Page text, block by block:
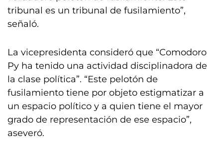
tribunal es un tribunal de fusilamiento”,
señaló.
La vicepresidenta consideró que “Comodoro
Py ha tenido una actividad disciplinadora de
la clase política”. “Este pelotón de
fusilamiento tiene por objeto estigmatizar a
un espacio político y a quien tiene el mayor
grado de representación de ese espacio”,
aseveró.